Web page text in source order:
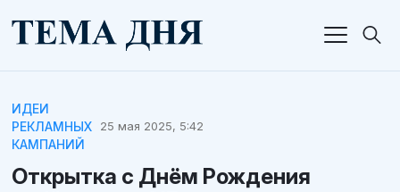
ИДЕИ
РЕКЛАМНЫХ
КАМПАНИЙ
25 мая 2025, 5:42
Открытка с Днём Рождения